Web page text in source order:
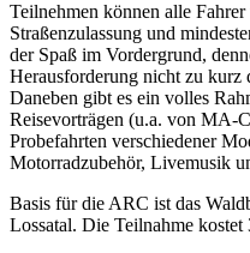
Teilnehmen können alle
Straßenzulassung und
der Spaß im Vordergrund,
Herausforderung nicht zu
Daneben gibt es ein volles
Reisevorträgen (u.a. von MA-
Probefahrten verschiedener
Motorradzubehör, Livemusik
Basis für die ARC ist das
Lossatal. Die Teilnahme